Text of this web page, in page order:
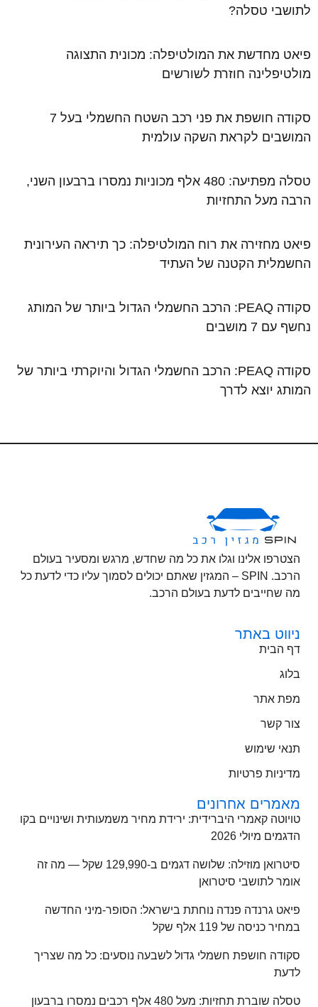
לתושבי טסלה?
פיאט מחדשת את המולטיפלה: מכונית התצוגה
מולטיפלינה חוזרת לשורשים
סקודה חושפת את פני רכב השטח החשמלי בעל 7
המושבים לקראת השקה עולמית
טסלה מפתיעה: 480 אלף מכוניות נמסרו ברבעון השני,
הרבה מעל התחזיות
פיאט מחזירה את רוח המולטיפלה: כך תיראה העירונית
החשמלית הקטנה של העתיד
סקודה PEAQ: הרכב החשמלי הגדול ביותר של המותג
נחשף עם 7 מושבים
סקודה PEAQ: הרכב החשמלי הגדול והיוקרתי ביותר של
המותג יוצא לדרך
הצטרפו אלינו וגלו את כל מה שחדש, מרגש ומסעיר בעולם
הרכב. SPIN – המגזין שאתם יכולים לסמוך עליו כדי לדעת כל
מה שחייבים לדעת בעולם הרכב.
ניווט באתר
דף הבית
בלוג
מפת אתר
צור קשר
תנאי שימוש
מדיניות פרטיות
מאמרים אחרונים
טויוטה קאמרי היברידית: ירידת מחיר משמעותית ושינויים בקו
הדגמים מיולי 2026
סיטרואן מוזילה: שלושה דגמים ב-129,990 שקל — מה זה
אומר לתושבי סיטרואן
פיאט גרנדה פנדה נוחתת בישראל: הסופר-מיני החדשה
במחיר כניסה של 119 אלף שקל
סקודה חושפת חשמלי גדול לשבעה נוסעים: כל מה שצריך
לדעת
טסלה שוברת תחזיות: מעל 480 אלף רכבים נמסרו ברבעון